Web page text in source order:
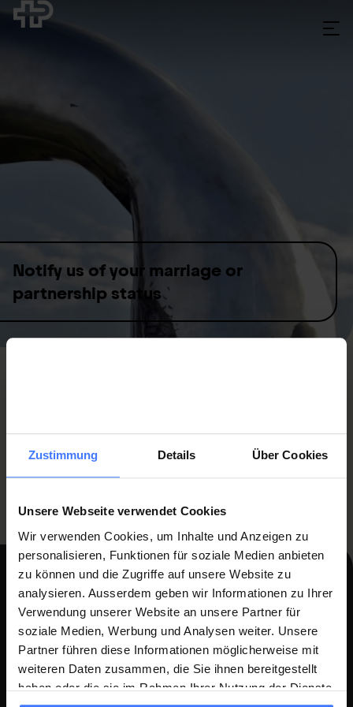
Zustimmung Details Über Cookies
Unsere Webseite verwendet Cookies
Wir verwenden Cookies, um Inhalte und Anzeigen zu
personalisieren, Funktionen für soziale Medien anbieten
zu können und die Zugriffe auf unsere Website zu
analysieren. Ausserdem geben wir Informationen zu Ihrer
Verwendung unserer Website an unsere Partner für
soziale Medien, Werbung und Analysen weiter. Unsere
Partner führen diese Informationen möglicherweise mit
weiteren Daten zusammen, die Sie ihnen bereitgestellt
haben oder die sie im Rahmen Ihrer Nutzung der Dienste
Notify us of your marriage or
partnership status
Was this page helpful?
Kontakt